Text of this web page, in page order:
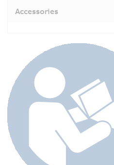
Accessories